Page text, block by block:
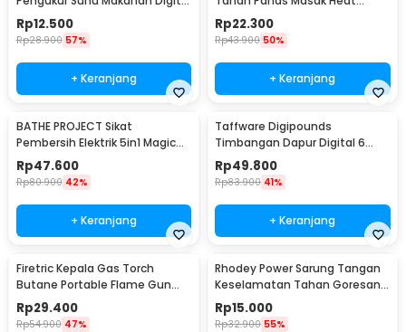
Daging Kopi Susu - TP101
Rp12.500
Rp28.900 57%
+ Keranjang
Resistant Gloves - 540F
Rp22.300
Rp43.900 50%
+ Keranjang
BATHE PROJECT Sikat
Pembersih Elektrik 5in1 Magic
Brush Rechargeable - WQ8110
Rp47.600
Rp80.900 42%
+ Keranjang
Taffware Digipounds
Timbangan Dapur Digital 6
Satuan 1kg 0.1g - i2000
Rp49.800
Rp83.900 41%
+ Keranjang
Firetric Kepala Gas Torch
Butane Portable Flame Gun
Adjustable - 807
Rp29.400
Rp54.900 47%
Rhodey Power Sarung Tangan
Keselamatan Tahan Goresan
Pisau - EN388
Rp15.000
Rp32.900 55%